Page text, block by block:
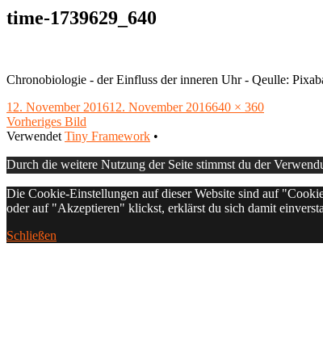
time-1739629_640
Chronobiologie - der Einfluss der inneren Uhr - Qeulle:
Veröffentlicht
am
12. November 201612. November 2016Volle
640 × 360
Vorheriges Bild
Footer
Inhalt
Verwendet Tiny Framework •
Durch die weitere Nutzung der Seite stimmst du der
Die Cookie-Einstellungen auf dieser Website sind auf
oder auf "Akzeptieren" klickst, erklärst du sich damit
Schließen